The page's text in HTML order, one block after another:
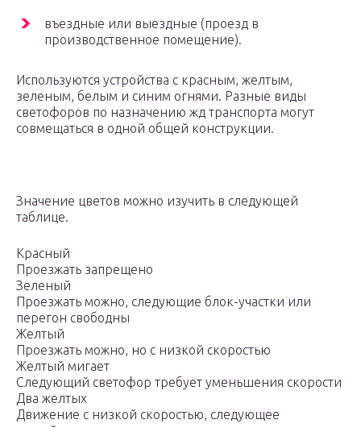
въездные или выездные (проезд в
производственное помещение).
Используются устройства с красным, желтым,
зеленым, белым и синим огнями. Разные виды
светофоров по назначению жд транспорта могут
совмещаться в одной общей конструкции.
Значение цветов можно изучить в следующей
таблице.
Красный
Проезжать запрещено
Зеленый
Проезжать можно, следующие блок-участки или
перегон свободны
Желтый
Проезжать можно, но с низкой скоростью
Желтый мигает
Следующий светофор требует уменьшения скорости
Два желтых
Движение с низкой скоростью, следующее